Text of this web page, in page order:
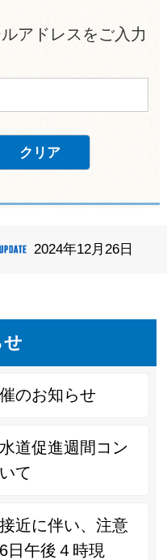
アドレスをご入力
2024年12月26日
せ
のお知らせ
道促進週間コン
て
近に伴い、注意
日午後４時現